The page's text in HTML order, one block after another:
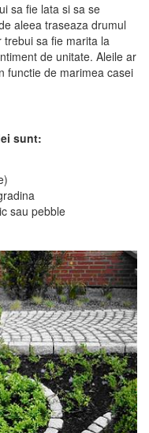
sa fie lata si sa se
aleea traseaza drumul
sa fie marita la
de unitate. Aleile ar
functie de marimea casei
sunt:
sau pebble